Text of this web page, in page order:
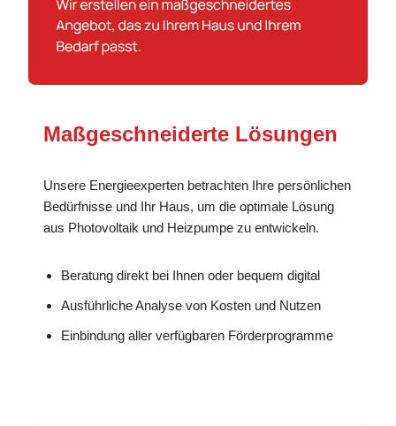
Maßgeschneiderte Lösungen
Unsere Energieexperten betrachten Ihre persönlichen
Bedürfnisse und Ihr Haus, um die optimale Lösung
aus Photovoltaik und Heizpumpe zu entwickeln.
Beratung direkt bei Ihnen oder bequem digital
Ausführliche Analyse von Kosten und Nutzen
Einbindung aller verfügbaren Förderprogramme